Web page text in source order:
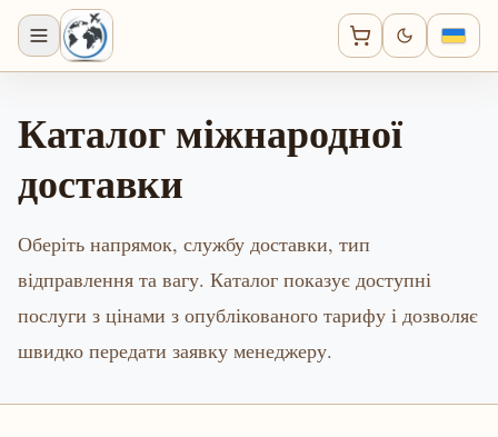
Каталог міжнародної
доставки
Оберіть напрямок, службу доставки, тип
відправлення та вагу. Каталог показує доступні
послуги з цінами з опублікованого тарифу і дозволяє
швидко передати заявку менеджеру.